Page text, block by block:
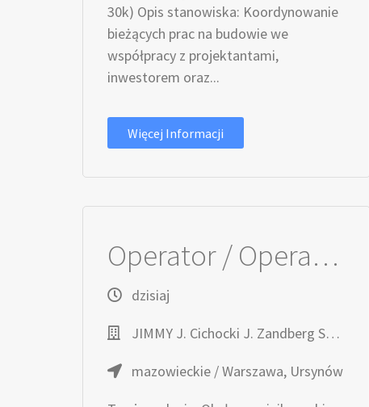
30k) Opis stanowiska: Koordynowanie
bieżących prac na budowie we
współpracy z projektantami,
inwestorem oraz...
Więcej Informacji
Operator / Operatorka Minikoparki – Roboty Elektroenergetyczne
dzisiaj
JIMMY J. Cichocki J. Zandberg Spółka Jawna
mazowieckie / Warszawa, Ursynów